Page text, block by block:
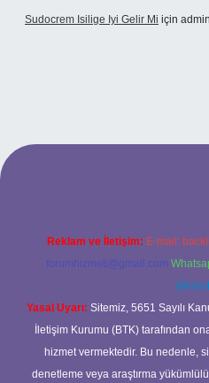
Sudocrem Isilige Iyi Gelir Mi için admin
opera bet giriş
Reklam ve İletişim: E-mail:
forumhizmeti@gmail.com
Yasal Uyarı: Sitemiz, 5651 Sayılı
İletişim Kurumu (BTK) tarafından
hizmet vermektedir. Bu nedenle,
denetleme veya araştırma